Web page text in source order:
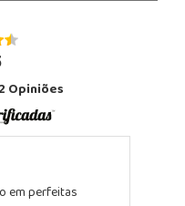
Opiniões
perfeitas